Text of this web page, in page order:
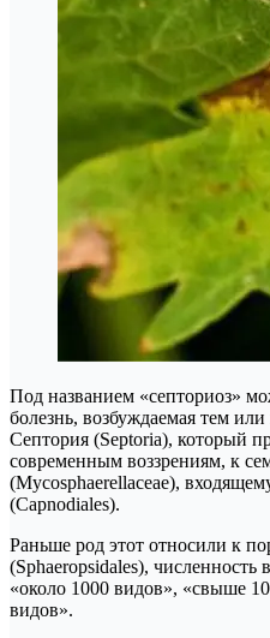
Под названием «септориоз»
болезнь, возбуждаемая тем
Септория (Septoria), который
современным воззрениям, к
(Mycosphaerellaceae),
(Capnodiales).
Раньше род этот относили к
(Sphaeropsidales),
«около 1000 видов», «свыше
видов».